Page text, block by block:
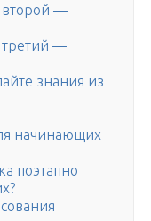
второй —
третий —
знания из
начинающих
поэтапно